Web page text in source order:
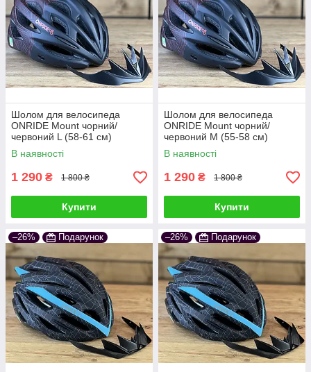
Шолом для велосипеда
ONRIDE Mount чорний/
червоний L (58-61 см)
В наявності
1 290 ₴ 1 800 ₴
Купити
Шолом для велосипеда
ONRIDE Mount чорний/
червоний М (55-58 см)
В наявності
1 290 ₴ 1 800 ₴
Купити
–26% Подарунок –26% Подарунок